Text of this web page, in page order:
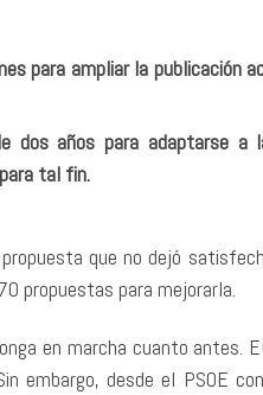
para ampliar la publicación
dos años para adaptarse a
tal fin.
que no dejó
propuestas para mejorarla.
en marcha cuanto antes.
embargo, desde el PSOE